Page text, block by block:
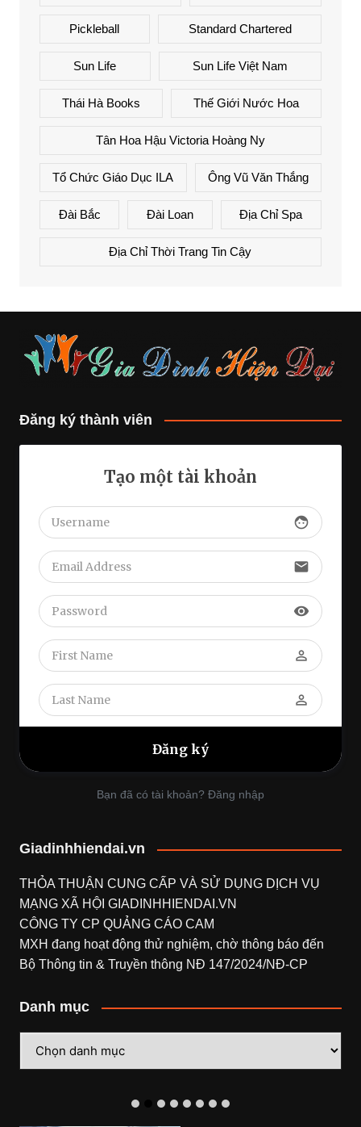
Pickleball Standard Chartered
Sun Life Sun Life Việt Nam
Thái Hà Books Thế Giới Nước Hoa
Tân Hoa Hậu Victoria Hoàng Ny
Tổ Chức Giáo Dục ILA Ông Vũ Văn Thắng
Đài Bắc Đài Loan Địa Chỉ Spa
Địa Chỉ Thời Trang Tin Cậy
Đăng ký thành viên
Tạo một tài khoản
face
email
visibility
perm_identity
perm_identity
Bạn đã có tài khoản? Đăng nhập
Giadinhhiendai.vn
THỎA THUẬN CUNG CẤP VÀ SỬ DỤNG DỊCH VỤ
MẠNG XÃ HỘI GIADINHHIENDAI.VN
CÔNG TY CP QUẢNG CÁO CAM
MXH đang hoạt động thử nghiệm, chờ thông báo đến
Bộ Thông tin & Truyền thông NĐ 147/2024/NĐ-CP
Danh mục
mục